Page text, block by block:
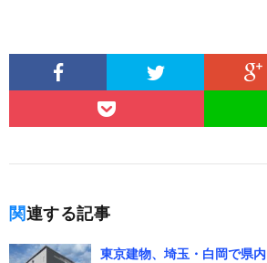
関連する記事
東京建物、埼玉・白岡で県